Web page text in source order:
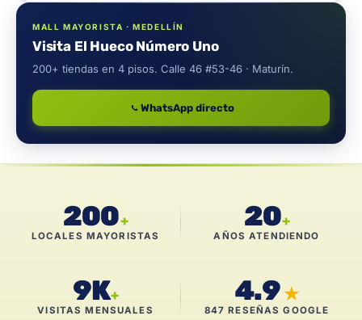
MALL MAYORISTA · MEDELLÍN
Visita El Hueco Número Uno
200+ tiendas en 4 pisos. Calle 46 #53-46 · Maturín.
WhatsApp directo
200+
LOCALES MAYORISTAS
20+
AÑOS ATENDIENDO
9K+
VISITAS MENSUALES
4.9 ★
847 RESEÑAS GOOGLE